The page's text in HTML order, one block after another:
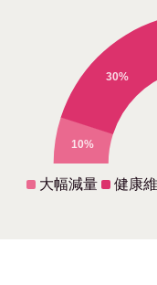
10%
30%
大幅減量 健康